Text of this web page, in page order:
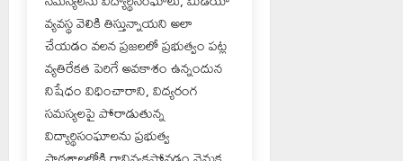
వ్యవస్థ వెలికి తిస్తున్నాయని అలా
చేయడం వలన ప్రజలలో ప్రభుత్వం పట్ల
వ్యతిరేకత పెరిగే అవకాశం ఉన్నందున
నిషేధం విధించారాని, విద్యరంగ
సమస్యలపై పోరాడుతున్న
విద్యార్థిసంఘాలను ప్రభుత్వ